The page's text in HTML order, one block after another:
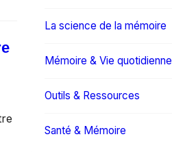
La science de la mémoire
Mémoire & Vie quotidienne
Outils & Ressources
Santé & Mémoire